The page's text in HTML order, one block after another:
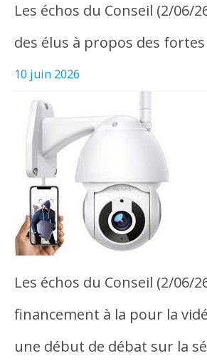
Les échos du Conseil (2/06/
des élus à propos des
10 juin 2026
Les échos du Conseil (2/06/
financement à la pour la
une début de débat sur la